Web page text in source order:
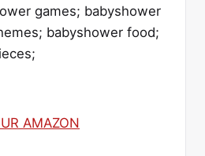
games; babyshower
babyshower food;
AMAZON